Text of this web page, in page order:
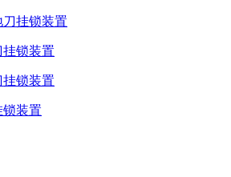
挂锁装置
锁装置